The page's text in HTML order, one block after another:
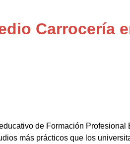
Carrocería
de Formación
más prácticos que los